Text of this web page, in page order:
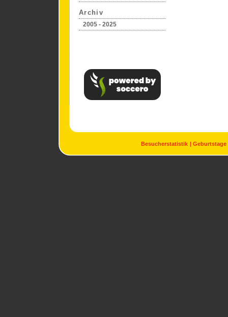
Archiv
2005 - 2025
Besucherstatistik Geburtstage